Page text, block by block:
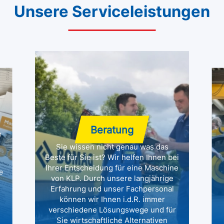
Unsere Serviceleistungen
Beratung
Sie wissen nicht genau was das
Beste für Sie ist? Wir helfen Ihnen bei
Ihrer Entscheidung für eine Maschine
von KLP. Durch unsere langjährige
Erfahrung und unser Fachpersonal
können wir Ihnen i.d.R. immer
verschiedene Lösungswege und für
Sie wirtschaftliche Alternativen